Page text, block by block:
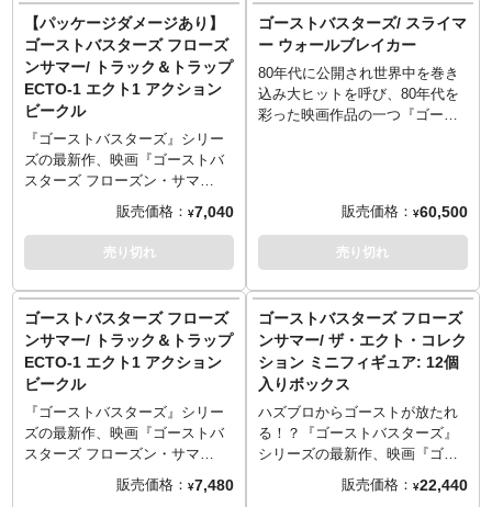
イトを手元で点灯出来るリモコ
ンも付属！スライマーと一緒に
ゴーストバスターズライフが送
れるファン注目のアイテム。※
電池は含まれておりません。
が数量限定でカムバック！最高×
最高のコラボレーションの一つ
でフィギュアファン、映画ファ
ンともに手にしておきたい名品
です。
となりますため、パッケージに
多少の傷やダメージがある場合
もございます。
【パッケージダメージあり】
ゴーストバスターズ フローズ
ンサマー/ トラック＆トラップ
ECTO-1 エクト1 アクション
ビークル
『ゴーストバスターズ』シリー
ズの最新作、映画『ゴーストバ
スターズ フローズン・サマ
ー』！その劇中に登場する「エ
クト1」が、アクションビークル
化されました！ディテールを突
き詰めたというよりは、ドア開
なじみのギミック搭載したブー
ンブブーンと遊べるタイプ。ト
ップにはドローン（動きませ
ん）も装備！同スケールの伸縮
性あるスライマーも付属し、世
界観が広がります。
販売価格： ¥7,040
売り切れ
ゴーストバスターズ/ スライマ
ー ウォールブレイカー
80年代に公開され世界中を巻き
込み大ヒットを呼び、80年代を
彩った映画作品の一つ『ゴース
ールディスプレイ＝ウォールブ
レイカーが登場です。さらにラ
イトを手元で点灯出来るリモコ
ゴーストバスターズライフが送
れるファン注目のアイテム。※
電池は含まれておりません。
販売価格： ¥60,500
売り切れ
ゴーストバスターズ フローズ
ンサマー/ トラック＆トラップ
ECTO-1 エクト1 アクション
ビークル
『ゴーストバスターズ』シリー
ズの最新作、映画『ゴーストバ
スターズ フローズン・サマ
ー』！その劇中に登場する「エ
クト1」が、アクションビークル
販売価格： ¥7,480
ゴーストバスターズ フローズ
ンサマー/ ザ・エクト・コレク
ション ミニフィギュア: 12個
入りボックス
ハズブロからゴーストが放たれ
る！？『ゴーストバスターズ』
シリーズの最新作、映画『ゴー
ストバスターズ フローズン・サ
マー』！その劇中に登場するゴ
販売価格： ¥22,440